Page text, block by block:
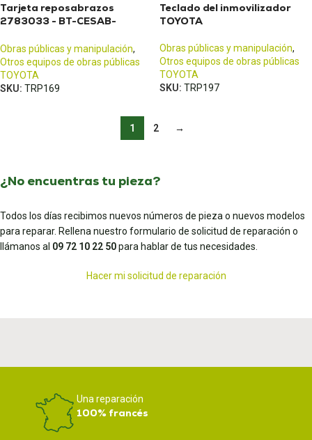
Tarjeta reposabrazos
2783033 - BT-CESAB-
Obras públicas y manipulación,
Otros equipos de obras públicas
TOYOTA
SKU: TRP169
Teclado del inmovilizador
TOYOTA
Obras públicas y manipulación,
Otros equipos de obras públicas
TOYOTA
SKU: TRP197
1 2 →
¿No encuentras tu pieza?
Todos los días recibimos nuevos números de pieza o nuevos modelos
para reparar. Rellena nuestro formulario de solicitud de reparación o
llámanos al 09 72 10 22 50para hablar de tus necesidades.
Hacer mi solicitud de reparación
Una reparación
100% francés